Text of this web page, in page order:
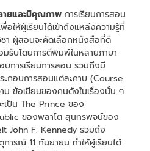
ายและมีคุณภาพ การเรียนการสอน
อให้ผู้เรียนได้เข้าถึงแหล่งความรู้ที่
า ผู้สอนจะคัดเลือกหนังสือที่ดี
รับโดยการตีพิมพ์ในหลายภาษา
บการเรียนการสอน รวมถึงมี
กอบการสอนแต่ละคาบ (Course
ข้อเขียนของคนดังในเรื่องนั้น ๆ
เป็น The Prince ของ
ของพลาโต สุนทรพจน์ของ
John F. Kennedy รวมถึง
การณ์ 11 กันยายน ทำให้ผู้เรียนได้